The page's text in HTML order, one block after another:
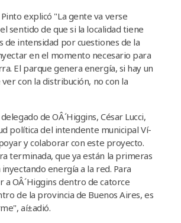
explicó "La gente va verse
sentido de que si la localidad tiene
de intensidad por cuestiones de la
en el momento necesario para
El parque genera energí­a, si hay un
con la distribución, no con la
de OÂ´Higgins, César Lucci,
polí­tica del intendente municipal Ví­
y colaborar con este proyecto.
terminada, que ya están la primeras
energí­a a la red. Para
a OÂ´Higgins dentro de catorce
de la provincia de Buenos Aires, es
aí±adió.